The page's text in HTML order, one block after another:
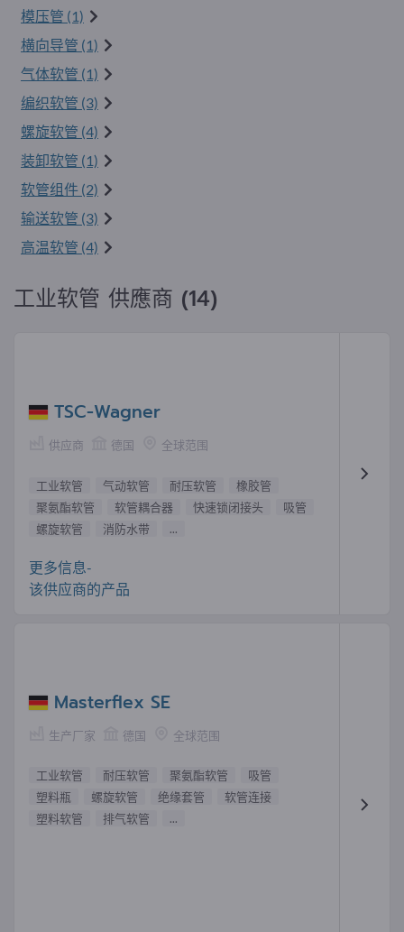
模压管 (1)
横向导管 (1)
气体软管 (1)
编织软管 (3)
螺旋软管 (4)
装卸软管 (1)
软管组件 (2)
输送软管 (3)
高温软管 (4)
工业软管 供應商 (14)
TSC-Wagner
供应商 德国 全球范围
工业软管 气动软管 耐压软管
橡胶管
聚氨酯软管
软管耦合器 快速锁闭接头
吸管
螺旋软管
消防水带 ...
更多信息-
该供应商的产品
Masterflex SE
生产厂家 德国 全球范围
工业软管 耐压软管 聚氨酯软管
吸管
塑料瓶
螺旋软管 绝缘套管
软管连接
塑料软管
排气软管 ...